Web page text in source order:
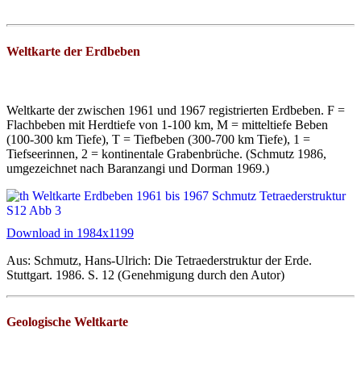
Weltkarte der Erdbeben
Weltkarte der zwischen 1961 und 1967 registrierten Erdbeben. F =
Flachbeben mit Herdtiefe von 1-100 km, M = mitteltiefe Beben
(100-300 km Tiefe), T = Tiefbeben (300-700 km Tiefe), 1 =
Tiefseerinnen, 2 = kontinentale Grabenbrüche. (Schmutz 1986,
umgezeichnet nach Baranzangi und Dorman 1969.)
Download in 1984x1199
Aus: Schmutz, Hans-Ulrich: Die Tetraederstruktur der Erde.
Stuttgart. 1986. S. 12 (Genehmigung durch den Autor)
Geologische Weltkarte